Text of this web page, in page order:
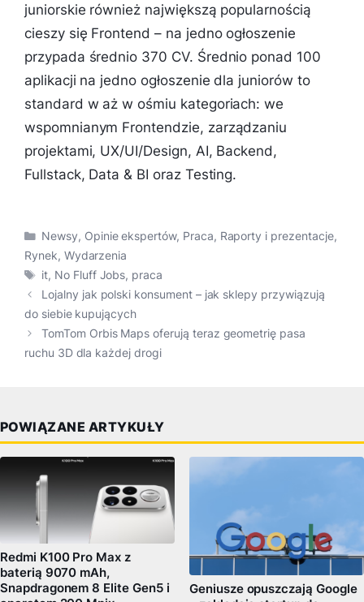
juniorskie również największą popularnością
cieszy się Frontend – na jedno ogłoszenie
przypada średnio 370 CV. Średnio ponad 100
aplikacji na jedno ogłoszenie dla juniorów to
standard w aż w ośmiu kategoriach: we
wspomnianym Frontendzie, zarządzaniu
projektami, UX/UI/Design, AI, Backend,
Fullstack, Data & BI oraz Testing.
Kategorie
Newsy, Opinie ekspertów, Praca, Raporty i prezentacje,
Rynek, Wydarzenia
Tagi
it, No Fluff Jobs, praca
Lojalny jak polski konsument – jak sklepy przywiązują
do siebie kupujących
TomTom Orbis Maps oferują teraz geometrię pasa
ruchu 3D dla każdej drogi
POWIĄZANE ARTYKUŁY
Redmi K100 Pro Max z
baterią 9070 mAh,
Snapdragonem 8 Elite Gen5 i
Geniusze opuszczają Google